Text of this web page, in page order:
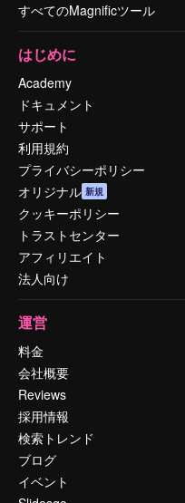
すべてのMagnificツール
はじめに
Academy
ドキュメント
サポート
利用規約
プライバシーポリシー
オリジナル 新規
クッキーポリシー
トラストセンター
アフィリエイト
法人向け
運営
料金
会社概要
Reviews
採用情報
検索トレンド
ブログ
イベント